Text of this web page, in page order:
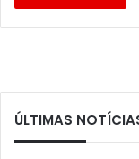
ÚLTIMAS